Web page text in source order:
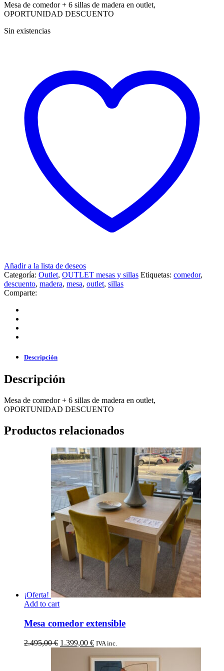
Mesa de comedor + 6 sillas de madera en outlet,
OPORTUNIDAD DESCUENTO
Sin existencias
Añadir a la lista de deseos
Categoría: Outlet, OUTLET mesas y sillas Etiquetas: comedor,
descuento, madera, mesa, outlet, sillas
Comparte:
Descripción
Descripción
Mesa de comedor + 6 sillas de madera en outlet,
OPORTUNIDAD DESCUENTO
Productos relacionados
¡Oferta!
Add to cart
Mesa comedor extensible
2.495,00€ El1.399,00 €El
actual
IVA inc.